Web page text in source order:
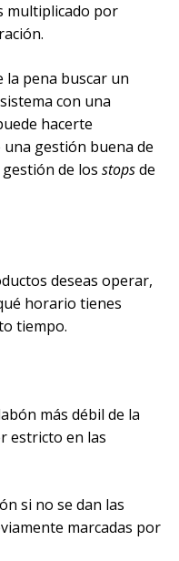
multiplicado por
la pena buscar un
con una
hacerte
gestión buena de
de los stopsde
deseas operar,
horario tienes
tiempo.
más débil de la
estricto en las
si no se dan las
marcadas por